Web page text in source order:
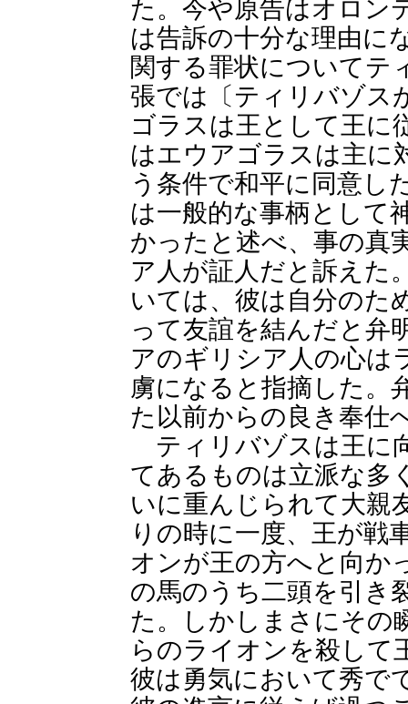
た。今や原告はオロン
は告訴の十分な理由に
関する罪状についてテ
張では〔ティリバゾス
ゴラスは王として王に
はエウアゴラスは主に
う条件で和平に同意し
は一般的な事柄として
かったと述べ、事の真
ア人が証人だと訴えた
いては、彼は自分のた
って友誼を結んだと弁
アのギリシア人の心は
虜になると指摘した。
た以前からの良き奉仕
ティリバゾスは王に
てあるものは立派な多
いに重んじられて大親
りの時に一度、王が戦
オンが王の方へと向か
の馬のうち二頭を引き
た。しかしまさにその
らのライオンを殺して
彼は勇気において秀で